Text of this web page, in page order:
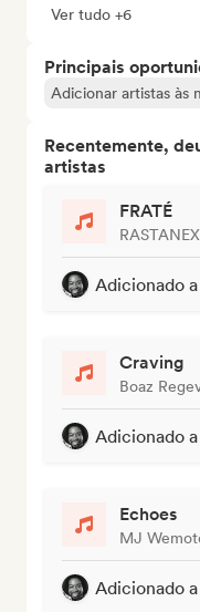
Ver tudo +6
Principais
Adicionar artistas às
Recentemente,
artistas
FRATÉ
Adicionado
Craving
Boaz
Adicionado
Echoes
MJ
Adicionado